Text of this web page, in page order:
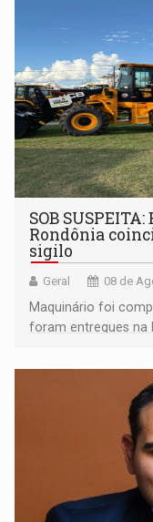
SOB
Rondônia
sigilo
Geral 08 de
Maquinário foi
foram entregues na